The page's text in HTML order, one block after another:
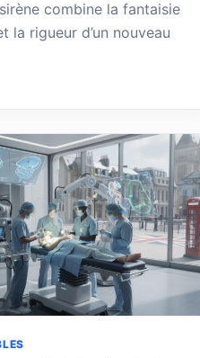
combine la fantaisie
la rigueur d’un nouveau